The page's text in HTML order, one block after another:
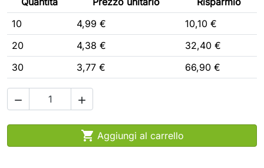
10
4,99 €
10,10 €
20
4,38 €
32,40 €
30
3,77 € 66,90 €
 
 Aggiungi al carrello